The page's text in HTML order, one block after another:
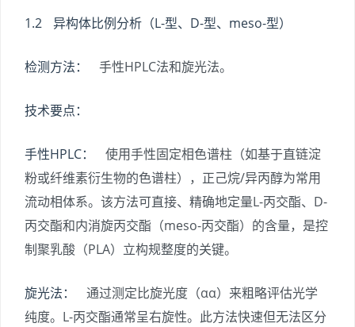
1.2 异构体比例分析（L-型、D-型、meso-型）
检测方法： 手性HPLC法和旋光法。
技术要点：
手性HPLC：
使用手性固定相色谱柱（如基于直链淀
粉或纤维素衍生物的色谱柱），正己烷/异丙醇为常用
流动相体系。该方法可直接、精确地定量L-丙交酯、D-
丙交酯和内消旋丙交酯（meso-丙交酯）的含量，是控
制聚乳酸（PLA）立构规整度的关键。
旋光法： 通过测定比旋光度（αα）来粗略评估光学
纯度。L-丙交酯通常呈右旋性。此方法快速但无法区分